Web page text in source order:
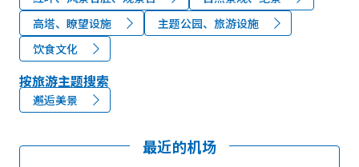
高塔、瞭望设施
主题公园、旅游设施
饮食文化
按旅游主题搜索
邂逅美景
最近的机场